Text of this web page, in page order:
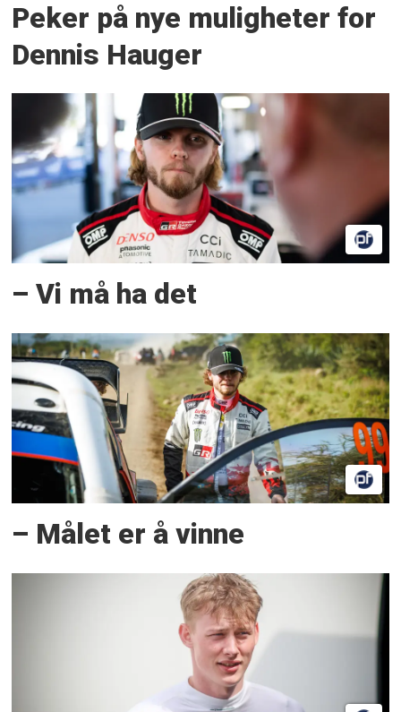
Peker på nye muligheter for
Dennis Hauger
– Vi må ha det
– Målet er å vinne